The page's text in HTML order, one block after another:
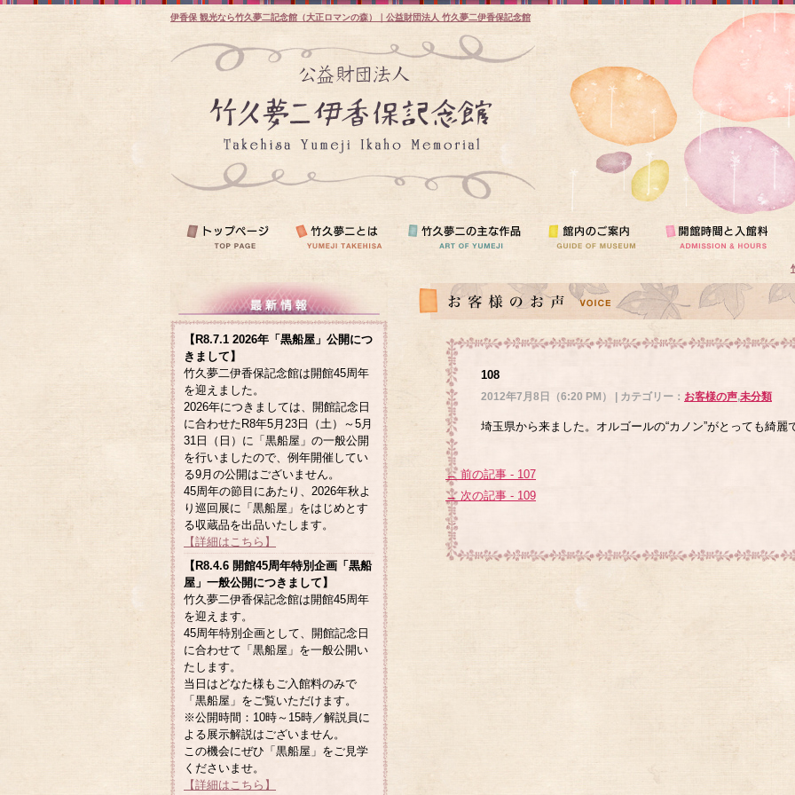
伊香保 観光なら竹久夢二記念館（大正ロマンの森）｜公益財団法人 竹久夢二伊香保記念館
108
2012年7月8日（6:20 PM） | カテゴリー： お客様の声,未分類
埼玉県から来ました。オルゴールの“カノン”がとっても綺麗
← 前の記事 - 107
→ 次の記事 - 109
【R8.7.1 2026年「黒船屋」公開につ
きまして】
竹久夢二伊香保記念館は開館45周年
を迎えました。
2026年につきましては、開館記念日
に合わせたR8年5月23日（土）～5月
31日（日）に「黒船屋」の一般公開
を行いましたので、例年開催してい
る9月の公開はございません。
45周年の節目にあたり、2026年秋よ
り巡回展に「黒船屋」をはじめとす
る収蔵品を出品いたします。
【詳細はこちら】
【R8.4.6 開館45周年特別企画「黒船
屋」一般公開につきまして】
竹久夢二伊香保記念館は開館45周年
を迎えます。
45周年特別企画として、開館記念日
に合わせて「黒船屋」を一般公開い
たします。
当日はどなた様もご入館料のみで
「黒船屋」をご覧いただけます。
※公開時間：10時～15時／解説員に
よる展示解説はございません。
この機会にぜひ「黒船屋」をご見学
くださいませ。
【詳細はこちら】